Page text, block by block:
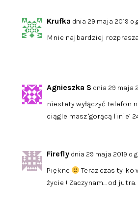
Krufka dnia 29 maja 2019 o
Mnie najbardziej rozprasza
Agnieszka S dnia 29 maja
niestety wyłączyć telefon
ciągle masz 'gorącą linie’
Firefly dnia 29 maja 2019 o
Piękne
Teraz czas tylko
życie ! Zaczynam… od jutra.